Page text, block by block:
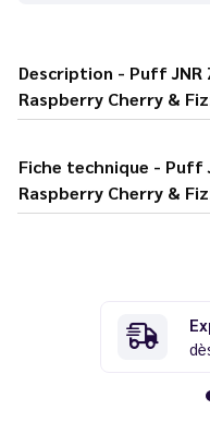
Description - Puff JNR ZPluse 42K Blueberry
Raspberry Cherry &
Fiche technique - Puff JNR ZPluse 42K Blueberry
Raspberry Cherry &